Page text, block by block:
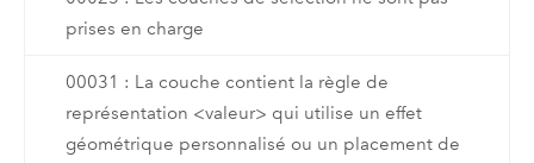
prises en charge
00031 : La couche contient la règle de
représentation <valeur> qui utilise un effet
géométrique personnalisé ou un placement de